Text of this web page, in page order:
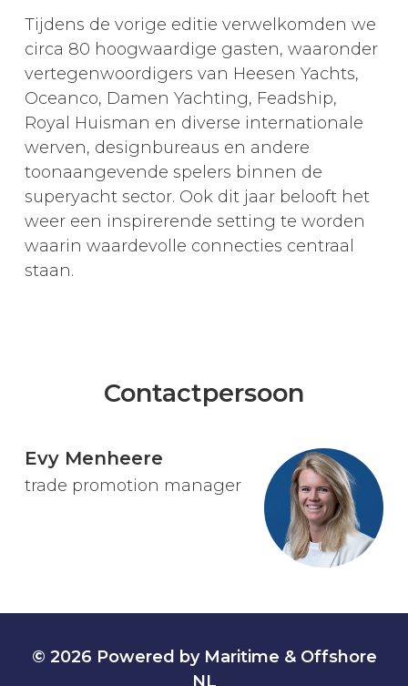
Tijdens de vorige editie verwelkomden we
circa 80 hoogwaardige gasten, waaronder
vertegenwoordigers van Heesen Yachts,
Oceanco, Damen Yachting, Feadship,
Royal Huisman en diverse internationale
werven, designbureaus en andere
toonaangevende spelers binnen de
superyacht sector. Ook dit jaar belooft het
weer een inspirerende setting te worden
waarin waardevolle connecties centraal
staan.
Contactpersoon
Evy Menheere
trade promotion manager
© 2026 Powered by Maritime & Offshore
NL